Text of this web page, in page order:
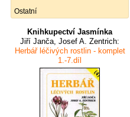
Ostatní
Knihkupectví Jasmínka
Jiří Janča, Josef A. Zentrich:
Herbář léčivých rostlin - komplet
1.-7.díl